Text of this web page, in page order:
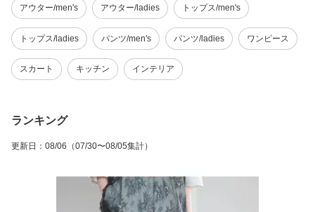
アウター/men's アウター/ladies トップス/men's
トップス/ladies パンツ/men's パンツ/ladies ワンピース
スカート キッチン インテリア
ランキング
更新日 ： 08/06 （07/30〜08/05集計）